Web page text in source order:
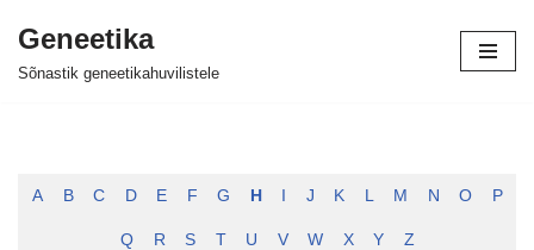
Skip
Geneetika
Sõnastik geneetikahuvilistele
A B C D E F G H J K L M N O P
Q R S T U V W X Y Z